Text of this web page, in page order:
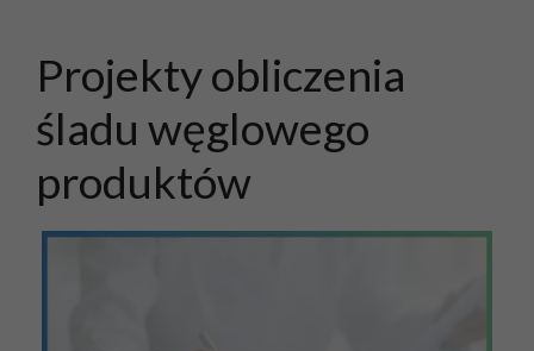
Projekty obliczenia
śladu węglowego
produktów